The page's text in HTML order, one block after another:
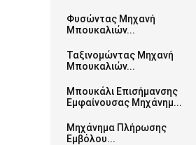
Φυσώντας Μηχανή
Μπουκαλιών...
Ταξινομώντας Μηχανή
Μπουκαλιών...
Μπουκάλι Επισήμανσης
Εμφαίνουσας Μηχάνημ...
Μηχάνημα Πλήρωσης
Εμβόλου...